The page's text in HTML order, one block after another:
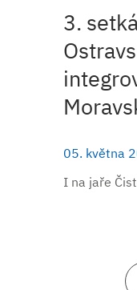
3.
05. května
I na jaře